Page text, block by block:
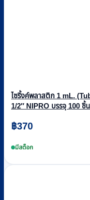
ไซริ้งค์พลาสติก 1 mL.
1/2″ NIPRO บรรจุ 100 ชิ้
฿370
มีสต็อก